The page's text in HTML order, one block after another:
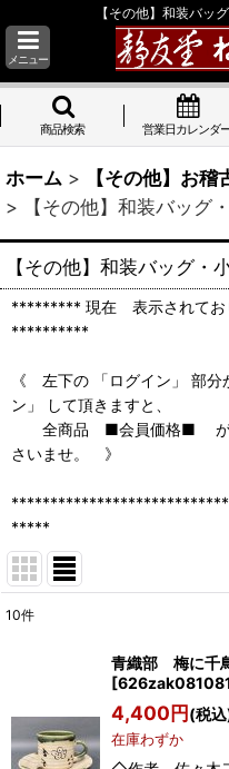
【その他】和装バ
メニュー
商品検索 営業日カレンダ
ホーム >
【その他】お
>
【その他】和装バッ
【その他】和装バッグ
********* 現在 表示されてお
**********
《 左下の 「ログイン」 部分
ン」 して頂きますと、
全商品 ■会員価格■ が表
さいませ。 》
*****
10件
青織部 梅に千
[
4,400円(税
在庫わずか